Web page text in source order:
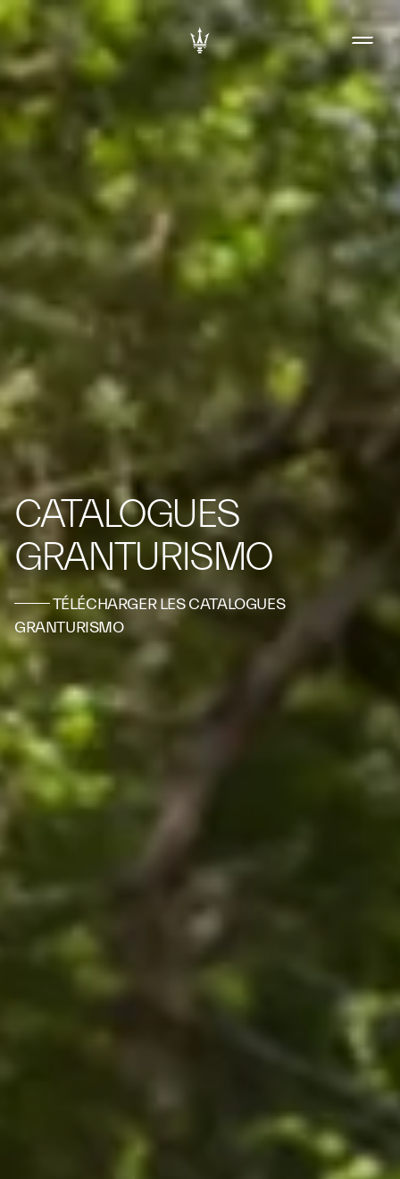
CATALOGUES
GRANTURISMO
TÉLÉCHARGER LES CATALOGUES
GRANTURISMO